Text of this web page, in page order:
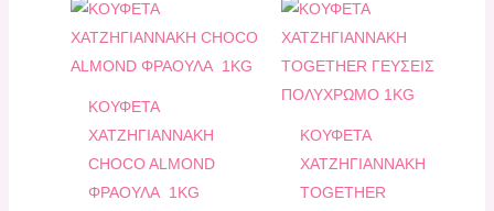
ΚΟΥΦΕΤΑ
ΧΑΤΖΗΓΙΑΝΝΑΚΗ
CHOCO ALMOND
ΦΡΑΟΥΛΑ 1KG
ΚΟΥΦΕΤΑ
ΧΑΤΖΗΓΙΑΝΝΑΚΗ
TOGETHER